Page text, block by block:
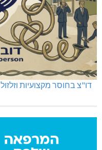
דו"צ בחוסר מקצועיות וזלזול